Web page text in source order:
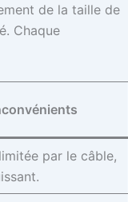
de la taille de
Chaque
par le câble,